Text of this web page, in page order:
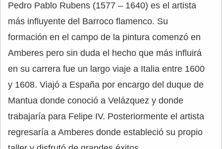
Pedro Pablo Rubens (1577 – 1640) es el artista
más influyente del Barroco flamenco. Su
formación en el campo de la pintura comenzó en
Amberes pero sin duda el hecho que más influirá
en su carrera fue un largo viaje a Italia entre 1600
y 1608. Viajó a España por encargo del duque de
Mantua donde conoció a Velázquez y donde
trabajaría para Felipe IV. Posteriormente el artista
regresaría a Amberes donde estableció su propio